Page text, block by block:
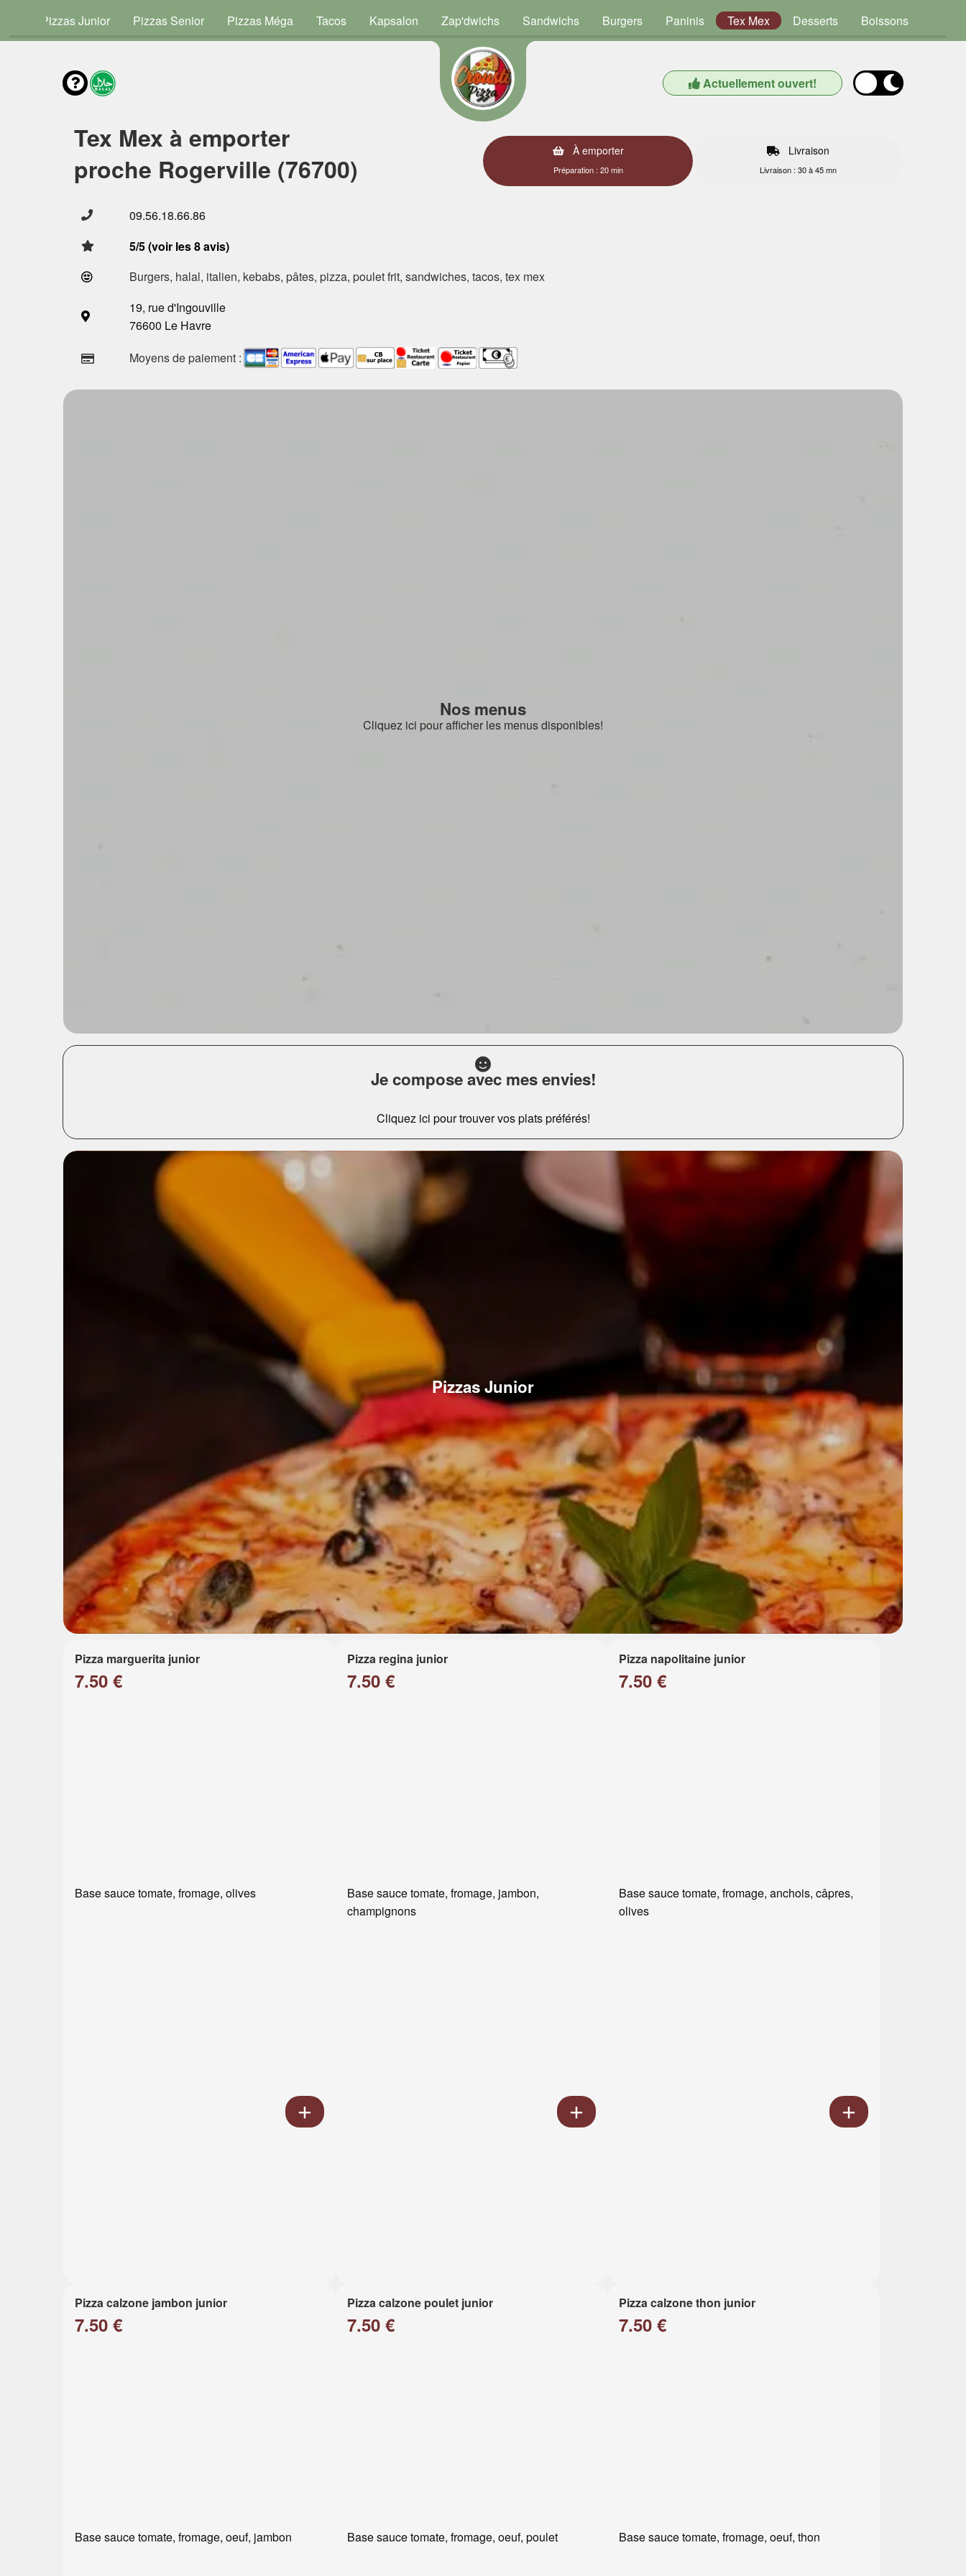
Pizzas Junior Pizzas Senior Pizzas Méga Tacos Kapsalon Zap'dwichs Sandwichs Burgers Paninis Tex Mex Desserts Boissons
Actuellement ouvert!
Tex Mex à emporter
proche Rogerville (76700)
À emporter
Préparation : 20 min
Livraison
Livraison : 30 à 45 mn
09.56.18.66.86
5/5 (voir les 8 avis)
Burgers, halal, italien, kebabs, pâtes, pizza, poulet frit, sandwiches, tacos, tex mex
19, rue d'Ingouville
76600 Le Havre
Moyens de paiement :
Nos menus
Cliquez ici pour afficher les menus disponibles!
Je compose avec mes envies!
Cliquez ici pour trouver vos plats préférés!
Pizzas Junior
Pizza marguerita junior
7.50 €
Base sauce tomate, fromage, olives
Pizza regina junior
7.50 €
Base sauce tomate, fromage, jambon,
champignons
Pizza napolitaine junior
7.50 €
Base sauce tomate, fromage, anchois, câpres,
olives
Pizza calzone jambon junior
7.50 €
Base sauce tomate, fromage, oeuf, jambon
Pizza calzone poulet junior
7.50 €
Base sauce tomate, fromage, oeuf, poulet
Pizza calzone thon junior
7.50 €
Base sauce tomate, fromage, oeuf, thon